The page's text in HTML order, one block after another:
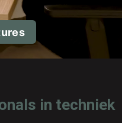
in techniek